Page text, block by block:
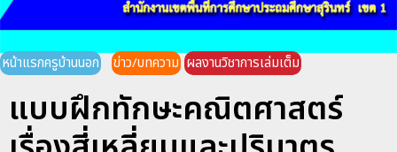
หน้าแรกครูบ้านนอก ข่าว/บทความ ผลงานวิชาการเล่มเต็ม
แบบฝึกทักษะคณิตศาสตร์